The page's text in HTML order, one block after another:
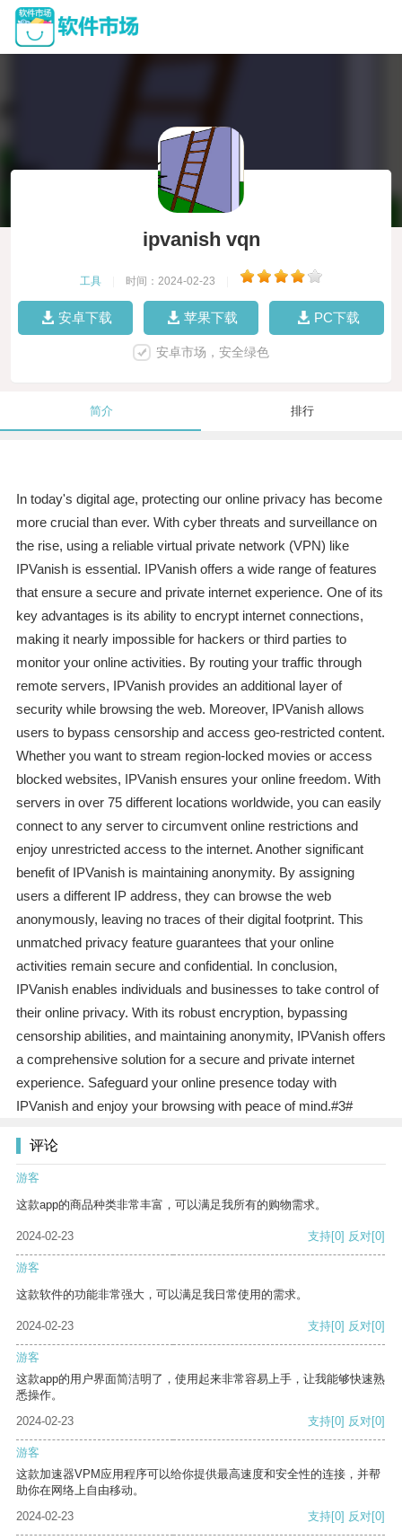
ipvanish vqn
工具 时间：2024-02-23
安卓下载 苹果下载 PC下载
安卓市场，安全绿色
简介 排行
In today's digital age, protecting our online privacy has become
more crucial than ever. With cyber threats and surveillance on
the rise, using a reliable virtual private network (VPN) like
IPVanish is essential. IPVanish offers a wide range of features
that ensure a secure and private internet experience. One of its
key advantages is its ability to encrypt internet connections,
making it nearly impossible for hackers or third parties to
monitor your online activities. By routing your traffic through
remote servers, IPVanish provides an additional layer of
security while browsing the web. Moreover, IPVanish allows
users to bypass censorship and access geo-restricted content.
Whether you want to stream region-locked movies or access
blocked websites, IPVanish ensures your online freedom. With
servers in over 75 different locations worldwide, you can easily
connect to any server to circumvent online restrictions and
enjoy unrestricted access to the internet. Another significant
benefit of IPVanish is maintaining anonymity. By assigning
users a different IP address, they can browse the web
anonymously, leaving no traces of their digital footprint. This
unmatched privacy feature guarantees that your online
activities remain secure and confidential. In conclusion,
IPVanish enables individuals and businesses to take control of
their online privacy. With its robust encryption, bypassing
censorship abilities, and maintaining anonymity, IPVanish offers
a comprehensive solution for a secure and private internet
experience. Safeguard your online presence today with
IPVanish and enjoy your browsing with peace of mind.#3#
评论
游客
这款app的商品种类非常丰富，可以满足我所有的购物需求。
2024-02-23 支持[0] 反对[0]
游客
这款软件的功能非常强大，可以满足我日常使用的需求。
2024-02-23 支持[0] 反对[0]
游客
这款app的用户界面简洁明了，使用起来非常容易上手，让我能够快速熟
悉操作。
2024-02-23
支持[0] 反对[0]
游客
这款加速器VPM应用程序可以给你提供最高速度和安全性的连接，并帮
助你在网络上自由移动。
2024-02-23
支持[0] 反对[0]